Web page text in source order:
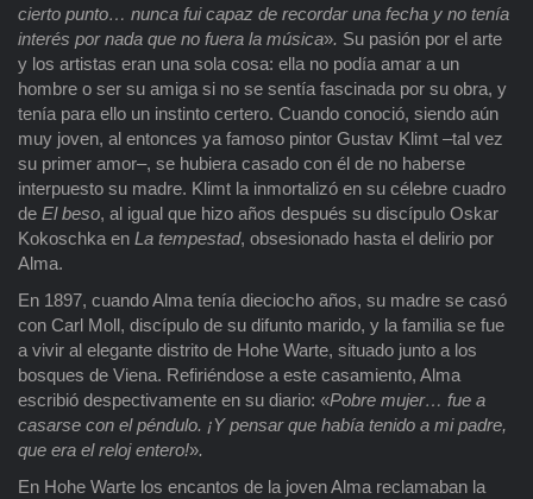
cierto punto… nunca fui capaz de recordar una fecha y no tenía
interés por nada que no fuera la música». Su pasión por el arte
y los artistas eran una sola cosa: ella no podía amar a un
hombre o ser su amiga si no se sentía fascinada por su obra, y
tenía para ello un instinto certero. Cuando conoció, siendo aún
muy joven, al entonces ya famoso pintor Gustav Klimt –tal vez
su primer amor–, se hubiera casado con él de no haberse
interpuesto su madre. Klimt la inmortalizó en su célebre cuadro
de El beso, al igual que hizo años después su discípulo Oskar
Kokoschka en La tempestad, obsesionado hasta el delirio por
Alma.
En 1897, cuando Alma tenía dieciocho años, su madre se casó
con Carl Moll, discípulo de su difunto marido, y la familia se fue
a vivir al elegante distrito de Hohe Warte, situado junto a los
bosques de Viena. Refiriéndose a este casamiento, Alma
escribió despectivamente en su diario: «Pobre mujer… fue a
casarse con el péndulo. ¡Y pensar que había tenido a mi padre,
que era el reloj entero!».
En Hohe Warte los encantos de la joven Alma reclamaban la